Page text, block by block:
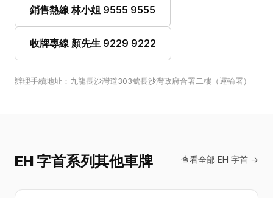
銷售熱線 林小姐 9555 9555
收牌專線 顏先生 9229 9222
辦理手續地址：九龍長沙灣道303號長沙灣政府合署二樓（運輸署）
EH 字首系列其他車牌 查看全部 EH 字首 →